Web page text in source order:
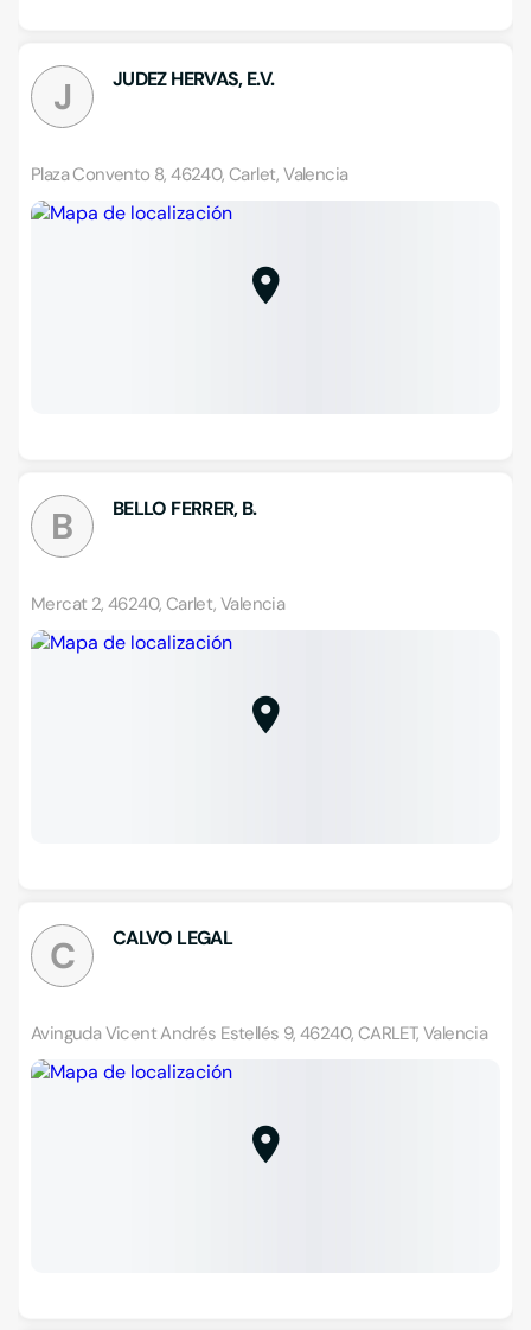
J JUDEZ HERVAS, E.V.
Plaza Convento 8, 46240, Carlet, Valencia
B BELLO FERRER, B.
Mercat 2, 46240, Carlet, Valencia
C CALVO LEGAL
Avinguda Vicent Andrés Estellés 9, 46240, CARLET, Valencia